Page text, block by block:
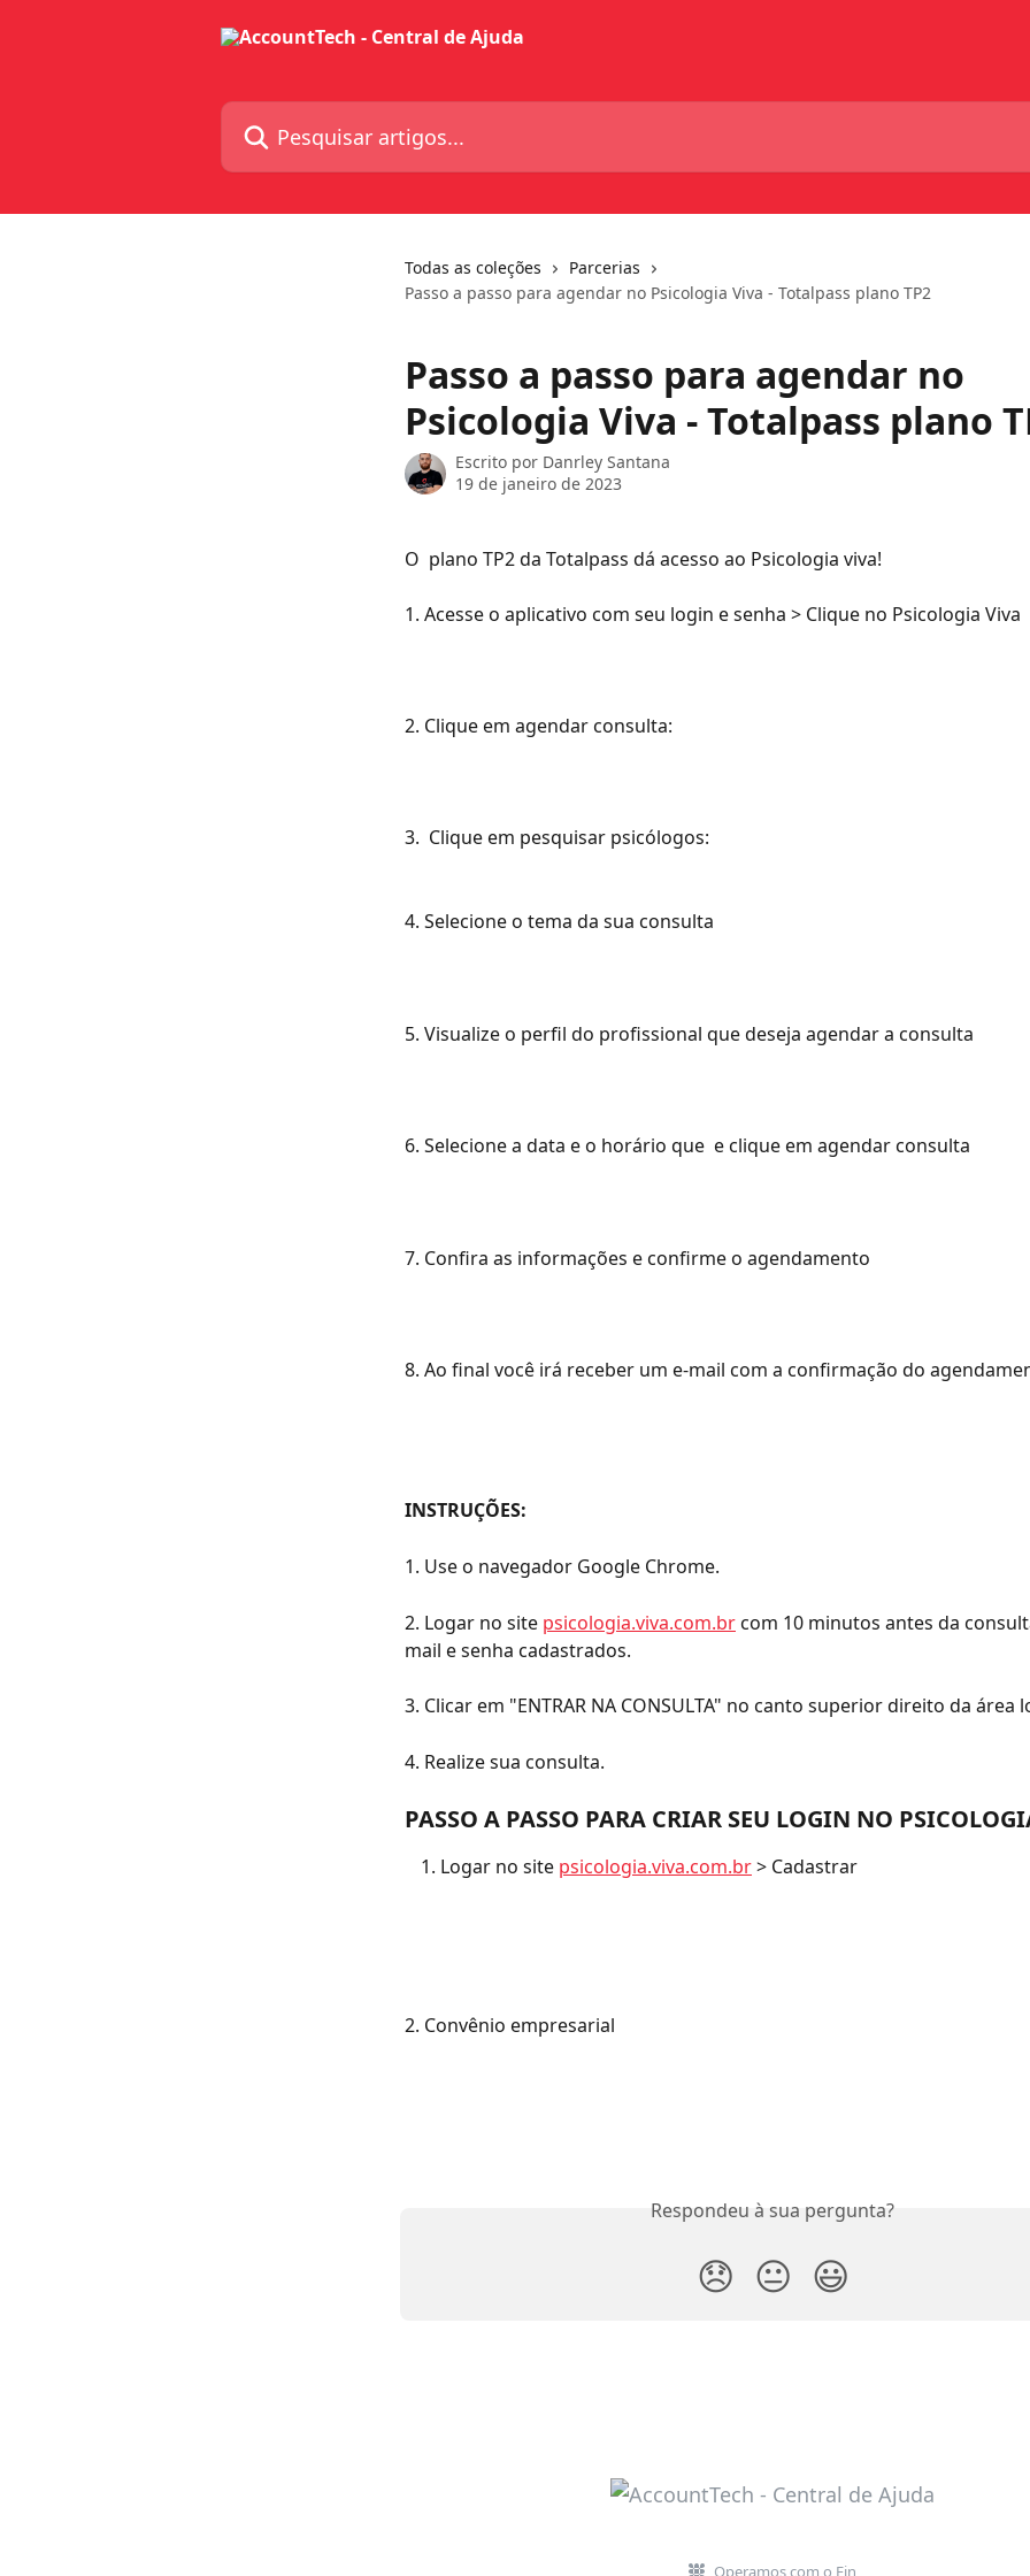
Pesquisar artigos...
Todas as coleções
Parcerias
Passo a passo para agendar no Psicologia Viva - Totalpass plano TP2
Passo a passo para agendar no
Psicologia Viva - Totalpass plano
Escrito por Danrley Santana
19 de janeiro de 2023
O  plano TP2 da Totalpass dá acesso ao Psicologia viva!
1. Acesse o aplicativo com seu login e senha > Clique no Psicologia Viva
2. Clique em agendar consulta:
3.  Clique em pesquisar psicólogos:
4. Selecione o tema da sua consulta
5. Visualize o perfil do profissional que deseja agendar a consulta
6. Selecione a data e o horário que  e clique em agendar consulta
7. Confira as informações e confirme o agendamento
8. Ao final você irá receber um e-mail com a confirmação do
INSTRUÇÕES:
1. Use o navegador Google Chrome.
2. Logar no site psicologia.viva.com.br com 10 minutos antes da
mail e senha cadastrados.
3. Clicar em "ENTRAR NA CONSULTA" no canto superior direito da área
4. Realize sua consulta.
PASSO A PASSO PARA CRIAR SEU LOGIN NO
Logar no site psicologia.viva.com.br > Cadastrar
2. Convênio empresarial
Respondeu à sua pergunta?
😞 😐 😃
Operamos com o Fin